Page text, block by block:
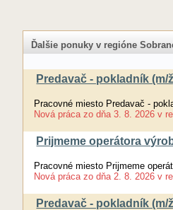
Ďalšie ponuky v regióne
Predavač - pokladník (m/
Pracovné miesto Predavač -
Nová práca zo dňa 3. 8. 2026 v
Prijmeme operátora
Pracovné miesto Prijmeme
Nová práca zo dňa 2. 8. 2026 v
Predavač - pokladník